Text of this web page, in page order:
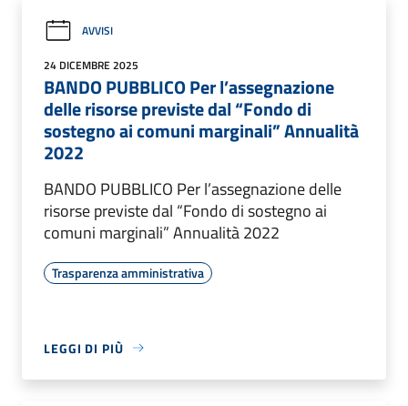
AVVISI
24 DICEMBRE 2025
BANDO PUBBLICO Per l’assegnazione
delle risorse previste dal “Fondo di
sostegno ai comuni marginali” Annualità
2022
BANDO PUBBLICO Per l’assegnazione delle
risorse previste dal “Fondo di sostegno ai
comuni marginali” Annualità 2022
Trasparenza amministrativa
LEGGI DI PIÙ